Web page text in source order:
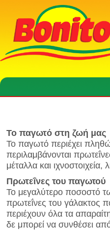
Το παγωτό στη ζωή μας
Το παγωτό περιέχει
περιλαμβάνονται
μέταλλα και ιχνοστοιχεία,
Πρωτεΐνες του παγωτού
Το μεγαλύτερο ποσοστό
πρωτεΐνες του γάλακτος
περιέχουν όλα τα
δε μπορεί να συνθέσει